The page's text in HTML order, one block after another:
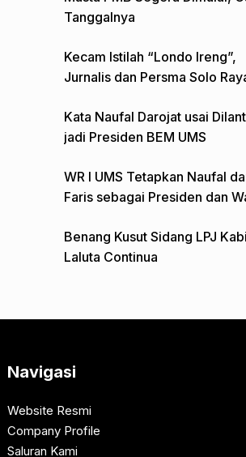
Tanggalnya
Kecam Istilah “Londo Ireng”,
Jurnalis dan Persma Solo
Kata Naufal Darojat usai
jadi Presiden BEM UMS
WR I UMS Tetapkan Naufal
Faris sebagai Presiden dan
Benang Kusut Sidang LPJ
Laluta Continua
Navigasi
Website Resmi
Company Profile
Saluran Kami